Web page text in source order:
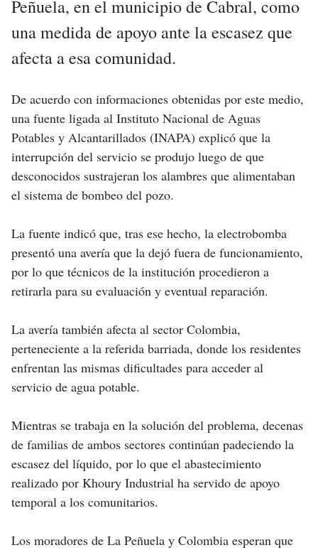
Peñuela, en el municipio de Cabral, como
una medida de apoyo ante la escasez que
afecta a esa comunidad.
De acuerdo con informaciones obtenidas por este medio,
una fuente ligada al Instituto Nacional de Aguas
Potables y Alcantarillados (INAPA) explicó que la
interrupción del servicio se produjo luego de que
desconocidos sustrajeran los alambres que alimentaban
el sistema de bombeo del pozo.
La fuente indicó que, tras ese hecho, la electrobomba
presentó una avería que la dejó fuera de funcionamiento,
por lo que técnicos de la institución procedieron a
retirarla para su evaluación y eventual reparación.
La avería también afecta al sector Colombia,
perteneciente a la referida barriada, donde los residentes
enfrentan las mismas dificultades para acceder al
servicio de agua potable.
Mientras se trabaja en la solución del problema, decenas
de familias de ambos sectores continúan padeciendo la
escasez del líquido, por lo que el abastecimiento
realizado por Khoury Industrial ha servido de apoyo
temporal a los comunitarios.
Los moradores de La Peñuela y Colombia esperan que